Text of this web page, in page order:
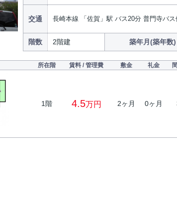
交通 長崎本線 「佐賀」駅 バス20分 普門寺バ
階数 2階建 築年月(築年数)
所在階 賃料 / 管理費 敷金 礼金
1階 4.5万円 2ヶ月 0ヶ月